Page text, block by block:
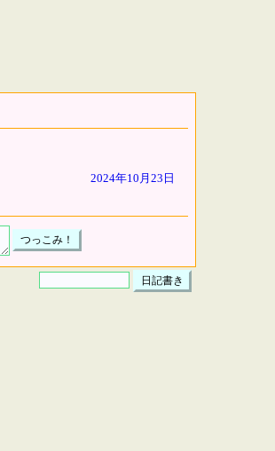
2024年10月23日